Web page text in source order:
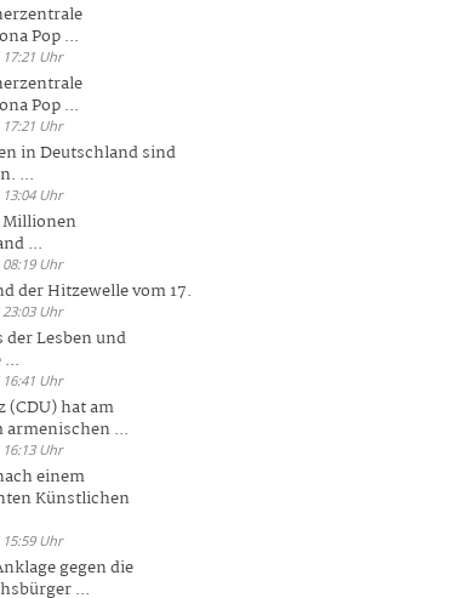
Pop ...
Uhr
Pop ...
Uhr
in Deutschland sind
...
Uhr
Millionen
...
Uhr
der Hitzewelle vom 17.
Uhr
der Lesben und
Uhr
(CDU) hat am
...
Uhr
einem
Künstlichen
Uhr
gegen die
...